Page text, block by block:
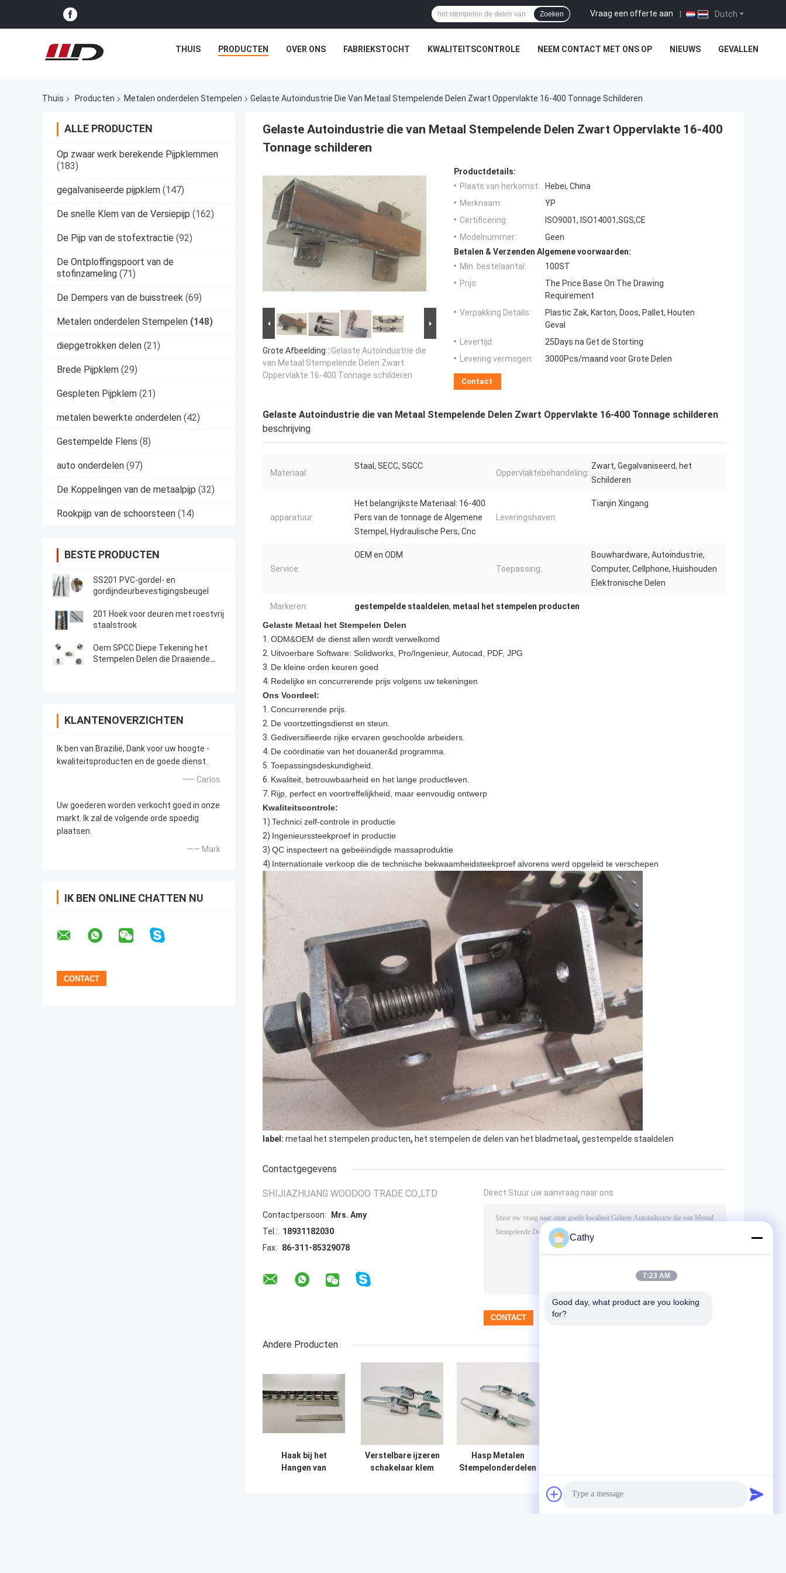
Dutch
Vraag een offerte aan |
Zoeken
THUIS PRODUCTEN OVER ONS FABRIEKSTOCHT KWALITEITSCONTROLE NEEM CONTACT MET ONS OP NIEUWS GEVALLEN
Thuis Producten Metalen onderdelen Stempelen Gelaste Autoindustrie Die Van Metaal Stempelende Delen Zwart Oppervlakte 16-400 Tonnage Schilderen
ALLE PRODUCTEN
Op zwaar werk berekende Pijpklemmen
(183)
gegalvaniseerde pijpklem (147)
De snelle Klem van de Versiepijp (162)
De Pijp van de stofextractie (92)
De Ontploffingspoort van de
stofinzameling (71)
De Dempers van de buisstreek (69)
Metalen onderdelen Stempelen (148)
diepgetrokken delen (21)
Brede Pijpklem (29)
Gespleten Pijpklem (21)
metalen bewerkte onderdelen (42)
Gestempelde Flens (8)
auto onderdelen (97)
De Koppelingen van de metaalpijp (32)
Rookpijp van de schoorsteen (14)
BESTE PRODUCTEN
SS201 PVC-gordel- en
gordijndeurbevestigingsbeugel
201 Hoek voor deuren met roestvrij
staalstrook
Oem SPCC Diepe Tekening het
Stempelen Delen die Draaiende
KLANTENOVERZICHTEN
Ik ben van Brazilië, Dank voor uw hoogte -
kwaliteitsproducten en de goede dienst.
—— Carlos
Uw goederen worden verkocht goed in onze
markt. Ik zal de volgende orde spoedig
plaatsen.
—— Mark
IK BEN ONLINE CHATTEN NU
Gelaste Autoindustrie die van Metaal Stempelende Delen Zwart Oppervlakte 16-400
Tonnage schilderen
Grote Afbeelding : Gelaste Autoindustrie die
van Metaal Stempelende Delen Zwart
Oppervlakte 16-400 Tonnage schilderen
Productdetails:
Plaats van herkomst:
Hebei, China
Merknaam:
YP
Certificering:
ISO9001, ISO14001,SGS,CE
Modelnummer:
Geen
Betalen & Verzenden Algemene voorwaarden:
Min. bestelaantal:
100ST
Prijs:
The Price Base On The Drawing
Requirement
Verpakking Details:
Plastic Zak, Karton, Doos, Pallet, Houten
Geval
Levertijd:
25Days na Get de Storting
Levering vermogen:
3000Pcs/maand voor Grote Delen
Contact
Gelaste Autoindustrie die van Metaal Stempelende Delen Zwart Oppervlakte 16-400 Tonnage schilderen
beschrijving
Materiaal:
Staal, SECC, SGCC
Oppervlaktebehandeling:
Zwart, Gegalvaniseerd, het
Schilderen
apparatuur:
Het belangrijkste Materiaal: 16-400
Pers van de tonnage de Algemene
Stempel, Hydraulische Pers, Cnc
Leveringshaven:
Tianjin Xingang
Service:
OEM en ODM
Toepassing:
Bouwhardware, Autoindustrie,
Computer, Cellphone, Huishouden
Elektronische Delen
Markeren: gestempelde staaldelen, metaal het stempelen producten
Gelaste Metaal het Stempelen Delen
1. ODM&OEM de dienst allen wordt verwelkomd
2. Uitvoerbare Software: Solidworks, Pro/Ingenieur, Autocad, PDF, JPG
3. De kleine orden keuren goed
4. Redelijke en concurrerende prijs volgens uw tekeningen
Ons Voordeel:
1. Concurrerende prijs.
2. De voortzettingsdienst en steun.
3. Gediversifieerde rijke ervaren geschoolde arbeiders.
4. De coördinatie van het douaner&d programma.
5. Toepassingsdeskundigheid.
6. Kwaliteit, betrouwbaarheid en het lange productleven.
7. Rijp, perfect en voortreffelijkheid, maar eenvoudig ontwerp
Kwaliteitscontrole:
1) Technici zelf-controle in productie
2) Ingenieurssteekproef in productie
3) QC inspecteert na gebeëindigde massaproduktie
4) Internationale verkoop die de technische bekwaamheidsteekproef alvorens werd opgeleid te verschepen
label: metaal het stempelen producten, het stempelen de delen van het bladmetaal , gestempelde staaldelen
Contactgegevens
SHIJIAZHUANG WOODOO TRADE CO.,LTD
Contactpersoon:
Mrs. Amy
Tel.:
18931182030
Fax:
86-311-85329078
Direct Stuur uw aanvraag naar ons
(0/ 3000)
Andere Producten
Haak bij het
Hangen van
Verstelbare ijzeren
schakelaar klem
Hasp Metalen
Stempelonderdelen
Carbon Steel
Cathy
7:23 AM
Good day, what product are you looking
for?